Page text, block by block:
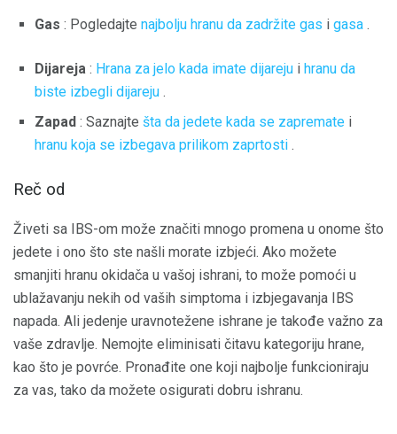
Gas : Pogledajte najbolju hranu da zadržite gas i gasa .
Dijareja : Hrana za jelo kada imate dijareju i hranu da
biste izbegli dijareju .
Zapad : Saznajte šta da jedete kada se zapremate i
hranu koja se izbegava prilikom zaprtosti .
Reč od
Živeti sa IBS-om može značiti mnogo promena u onome što
jedete i ono što ste našli morate izbjeći. Ako možete
smanjiti hranu okidača u vašoj ishrani, to može pomoći u
ublažavanju nekih od vaših simptoma i izbjegavanja IBS
napada. Ali jedenje uravnotežene ishrane je takođe važno za
vaše zdravlje. Nemojte eliminisati čitavu kategoriju hrane,
kao što je povrće. Pronađite one koji najbolje funkcioniraju
za vas, tako da možete osigurati dobru ishranu.